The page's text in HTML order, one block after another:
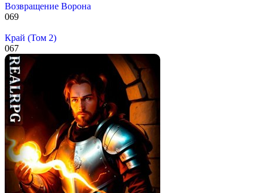
Возвращение Ворона
069
Край (Том 2)
067